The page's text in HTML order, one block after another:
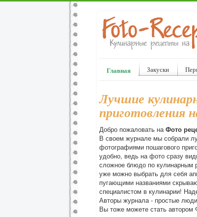
Главная Закуски
Лучшие
приготовления
Добро пожаловать наФото
В своем журнале мы собрали
фотографиями пошагового
удобно, ведь на фото сразу
сложное блюдо по кулинарным
уже можно выбрать для себя
пугающими названиями
специалистом в кулинарии!
Авторы журнала - простые
Вы тоже можете стать автором